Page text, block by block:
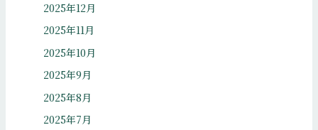
2025年12月
2025年11月
2025年10月
2025年9月
2025年8月
2025年7月